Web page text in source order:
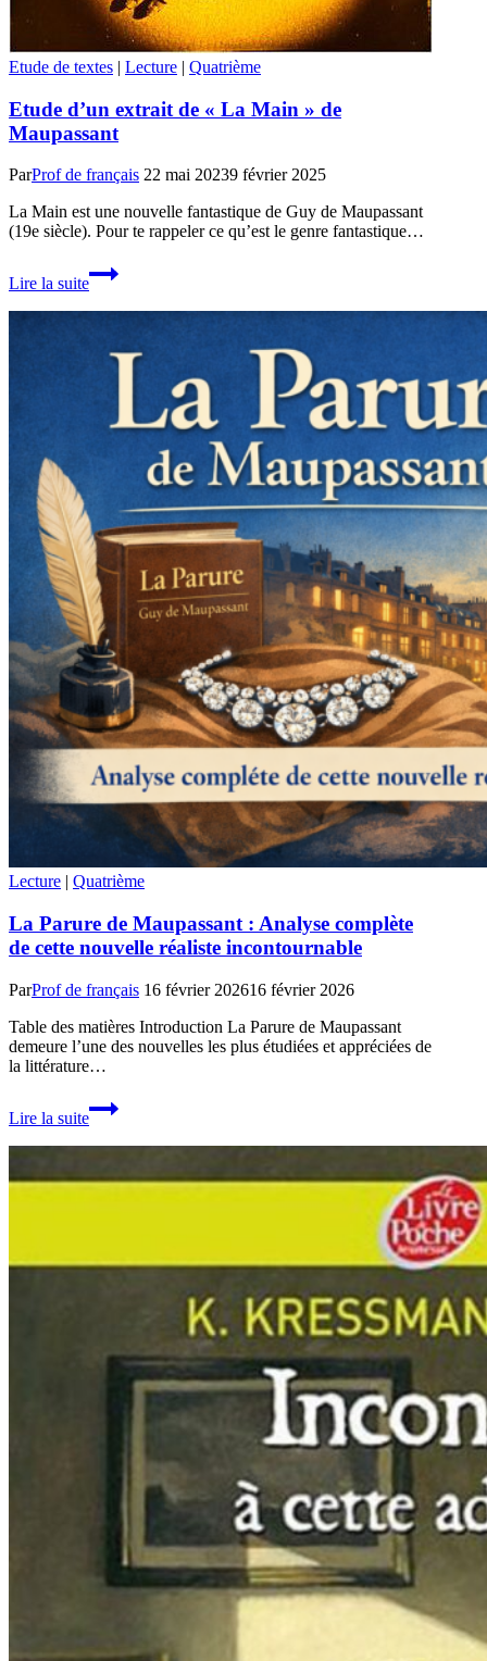
Etude de textes | Lecture | Quatrième
Etude d’un extrait de « La Main » de
Maupassant
ParProf de français 22 mai 20239 février 2025
La Main est une nouvelle fantastique de Guy de Maupassant
(19e siècle). Pour te rappeler ce qu’est le genre fantastique…
Lire la suite
Etude
d’un
extrait
« La
Main »
Maupassant
Lecture | Quatrième
La Parure de Maupassant : Analyse complète
de cette nouvelle réaliste incontournable
ParProf de français 16 février 202616 février 2026
Table des matières Introduction La Parure de Maupassant
demeure l’une des nouvelles les plus étudiées et appréciées de
la littérature…
Lire la suiteParure
:
cette
incontournable